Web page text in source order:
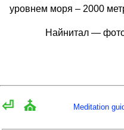
уровнем моря – 2000
Найнитал —
⏎ ⛪ Meditation